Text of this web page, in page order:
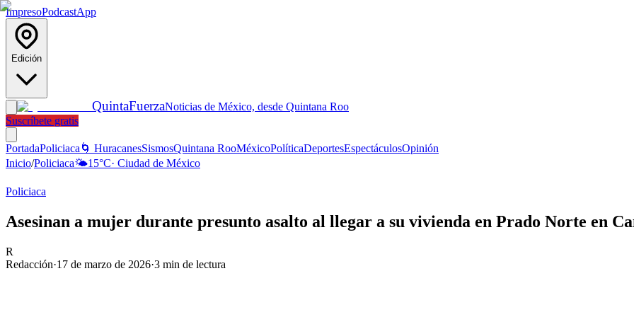
ImpresoPodcastApp
Edición
QuintaFuerzaNoticias de México, desde Quintana Roo
Suscríbete gratis
PortadaPoliciaca 🌀 HuracanesSismosQuintana RooMéxicoPolíticaDeportesEspectáculosOpinión
Inicio/Policiaca🌤️15°C· Ciudad de México
Policiaca
Asesinan a mujer durante presunto asalto al llegar a su vivienda en Prado Norte en
R
Redacción·17 de marzo de 2026·3 min de lectura